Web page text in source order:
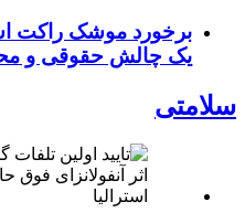
برخورد موشک راکت
یک چالش حقوقی و
سلامتی